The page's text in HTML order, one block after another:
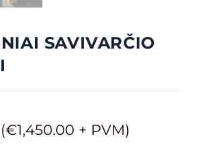
SAVIVARČIO
(€1,450.00 + PVM)